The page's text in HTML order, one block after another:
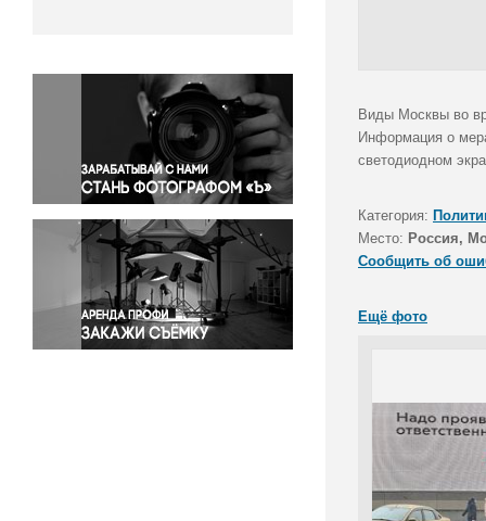
Окружающая среда
Политика
Правосудие
Происшествия и конфликты
Религия
Светская жизнь
Спорт
Экология
Экономика и бизнес
Виды Москвы во
Информация о
светодиодном
Категория:
Место: Россия,
Сообщить об
Ещё фото